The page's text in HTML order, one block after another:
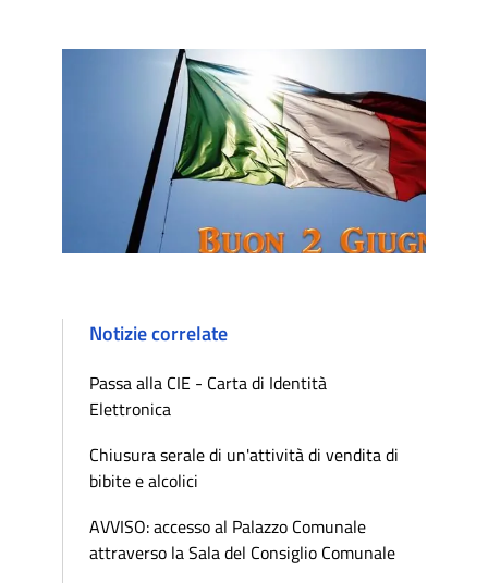
Notizie correlate
Passa alla CIE - Carta di Identità
Elettronica
Chiusura serale di un'attività di vendita di
bibite e alcolici
AVVISO: accesso al Palazzo Comunale
attraverso la Sala del Consiglio Comunale